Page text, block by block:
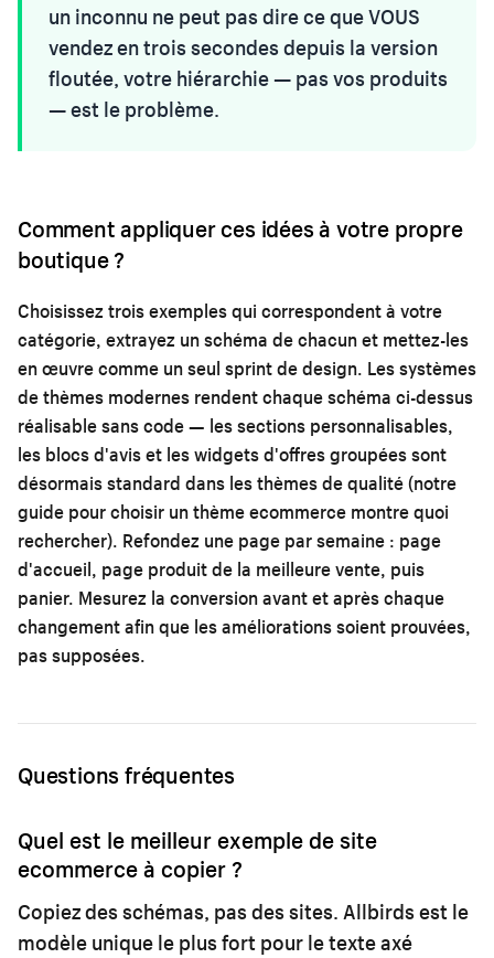
un inconnu ne peut pas dire ce que VOUS
vendez en trois secondes depuis la version
floutée, votre hiérarchie — pas vos produits
— est le problème.
Comment appliquer ces idées à votre propre
boutique ?
Choisissez trois exemples qui correspondent à votre
catégorie, extrayez un schéma de chacun et mettez-les
en œuvre comme un seul sprint de design. Les systèmes
de thèmes modernes rendent chaque schéma ci-dessus
réalisable sans code — les sections personnalisables,
les blocs d'avis et les widgets d'offres groupées sont
désormais standard dans les thèmes de qualité (notre
guide pourchoisir un thème ecommerce montre quoi
rechercher). Refondez une page par semaine : page
d'accueil, page produit de la meilleure vente, puis
panier. Mesurez la conversion avant et après chaque
changement afin que les améliorations soient prouvées,
pas supposées.
Questions fréquentes
Quel est le meilleur exemple de site
ecommerce à copier ?
Copiez des schémas, pas des sites. Allbirds est le
modèle unique le plus fort pour le texte axé